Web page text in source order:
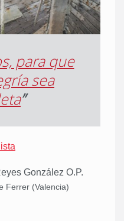
para que
sea
”
González O.P.
Ferrer (Valencia)